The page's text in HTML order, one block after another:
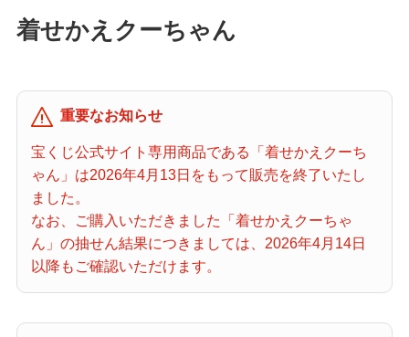
当せん金の受取方法について
購入した宝くじの確認方法について
「代金が引き落としされない」「購入明細に表示されない」にお答えしま
す。
宝くじホーム
当せん番号案内
着せかえクーちゃん
重要なお知らせ
宝くじ公式サイト専用商品である「着せかえクーち
ゃん」は2026年4月13日をもって販売を終了いたし
ました。
なお、ご購入いただきました「着せかえクーちゃ
ん」の抽せん結果につきましては、2026年4月14日
以降もご確認いただけます。